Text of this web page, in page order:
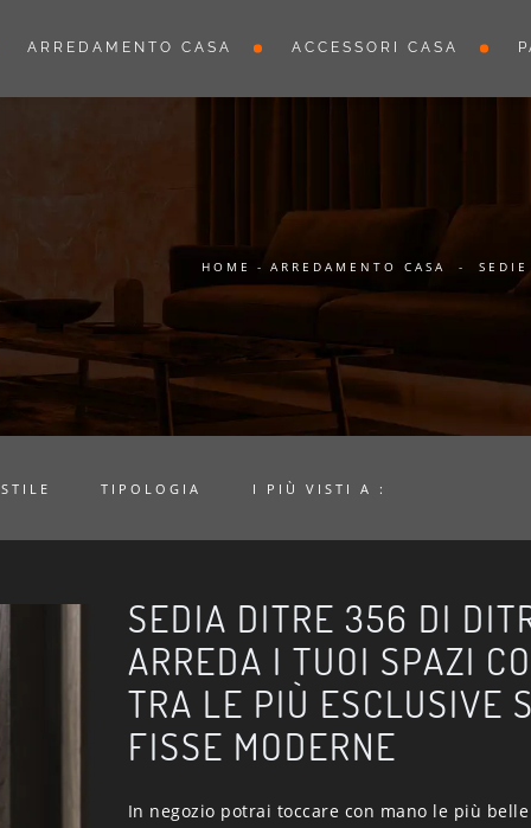
ARREDAMENTO CASA ACCESSORI CASA
HOME - ARREDAMENTO CASA - SEDIE
STILE TIPOLOGIA I PIÙ VISTI A :
SEDIA DITRE 356 DI
ARREDA I TUOI SPAZI
TRA LE PIÙ ESCLUSIVE
FISSE MODERNE
In negozio potrai toccare con mano le più